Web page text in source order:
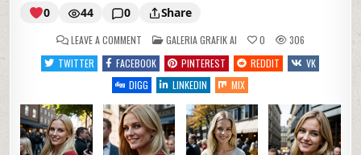
0 44 0 Share
LEAVE A COMMENT
[PNG]
24
0
44
POSTED
IN
GALERIA GRAFIK AI 0
306
TWITTER
FACEBOOK PINTEREST REDDIT
VK
DIGG
LINKEDIN MIX